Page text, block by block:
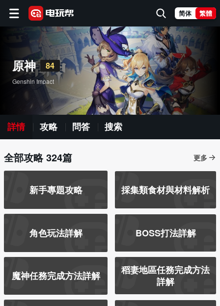
简体 繁體
原神 84
Genshin Impact
詳情 攻略 問答 搜索
全部攻略 324篇 更多
新手專題攻略 採集類食材與材料解析
角色玩法詳解 BOSS打法詳解
魔神任務完成方法詳解
稻妻地區任務完成方法
詳解